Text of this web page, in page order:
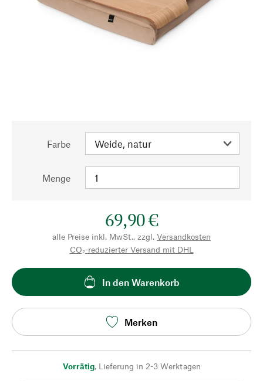
Farbe
Menge
69,90 €
alle Preise inkl. MwSt., zzgl. Versandkosten
CO₂-reduzierter Versand mit DHL
In den Warenkorb
Merken
Vorrätig, Lieferung in 2-3 Werktagen